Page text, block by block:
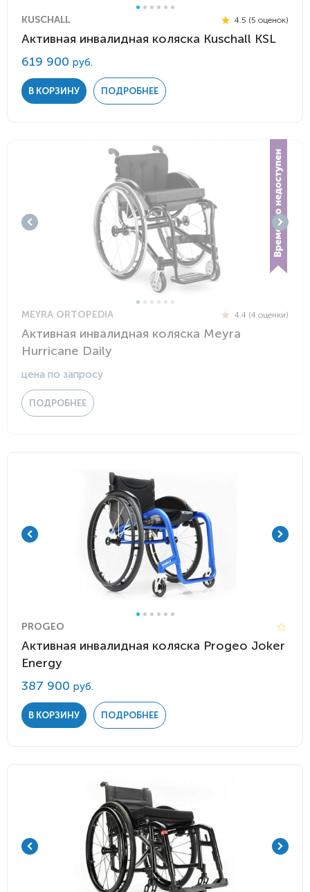
KUSCHALL 4.5 (5 оценок)
Активная инвалидная коляска Kuschall KSL
619 900 руб.
В КОРЗИНУ ПОДРОБНЕЕ
MEYRA ORTOPEDIA 4.4 (4 оценки)
Активная инвалидная коляска Meyra
Hurricane Daily
цена по запросу
ПОДРОБНЕЕ
PROGEO
Активная инвалидная коляска Progeo Joker
Energy
387 900 руб.
В КОРЗИНУ ПОДРОБНЕЕ